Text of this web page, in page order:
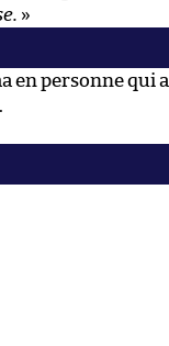
»
en personne qui a